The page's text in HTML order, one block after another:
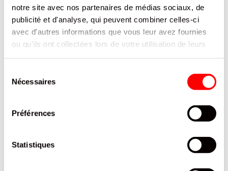
notre site avec nos partenaires de médias sociaux, de
publicité et d'analyse, qui peuvent combiner celles-ci
avec d'autres informations que vous leur avez fournies
ou qu'ils ont collectées lors de votre utilisation de leurs
Nécessaires
Préférences
Statistiques
DOCUMENTATION
PRODUITS QUI POURRAIENT VOUS
INTERESSER